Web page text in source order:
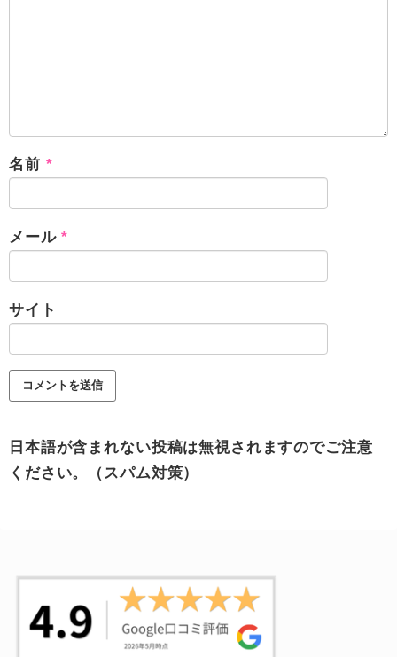
名前 *
メール*
サイト
日本語が含まれない投稿は無視されますのでご注意
ください。（スパム対策）